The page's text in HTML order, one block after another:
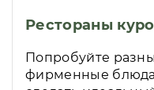
Рестораны
Попробуйте
фирменные